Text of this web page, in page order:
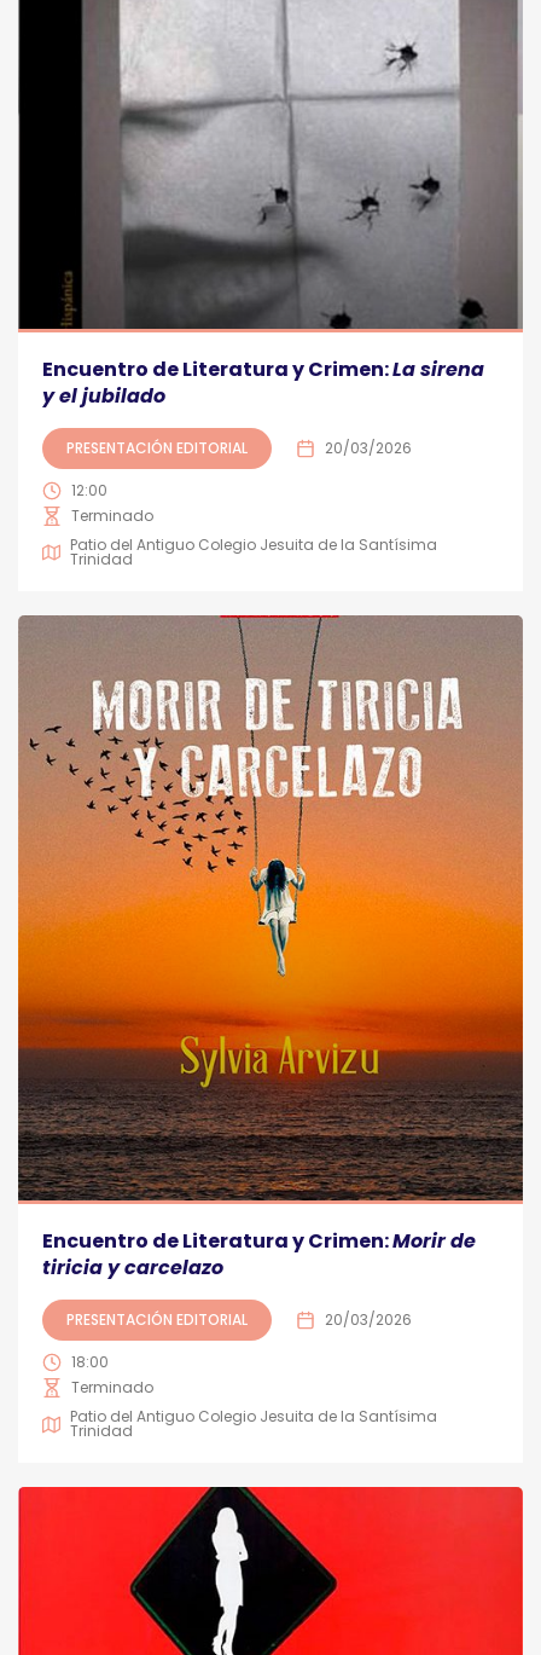
Encuentro de Literatura y Crimen:La sirena
y el jubilado
PRESENTACIÓN EDITORIAL 20/03/2026
12:00
Terminado
Patio del Antiguo Colegio Jesuita de la Santísima
Trinidad
Encuentro de Literatura y Crimen:Morir de
tiricia y carcelazo
PRESENTACIÓN EDITORIAL 20/03/2026
18:00
Terminado
Patio del Antiguo Colegio Jesuita de la Santísima
Trinidad